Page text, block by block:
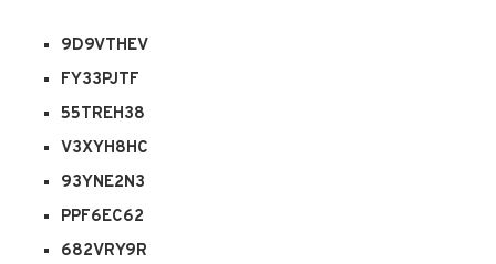
9D9VTHEV
FY33PJTF
55TREH38
V3XYH8HC
93YNE2N3
PPF6EC62
682VRY9R